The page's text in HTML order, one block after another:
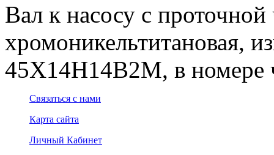
Вал к насосу с
хромоникельтитановая,
45Х14Н14В2М, в номере
Связаться с нами
Карта сайта
Личный Кабинет